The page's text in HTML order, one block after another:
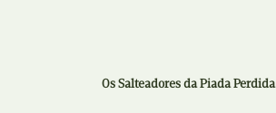
Os Salteadores da Piada Perdida